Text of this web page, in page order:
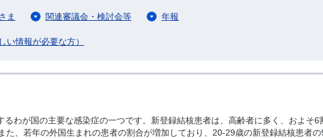
ま 関連審議会・検討会等 年報
い情報が必要な方）
るわが国の主要な感染症の一つです。新登録結核患者は、高齢者に多く、およそ6
た、若年の外国生まれの患者の割合が増加しており、20-29歳の新登録結核患者の